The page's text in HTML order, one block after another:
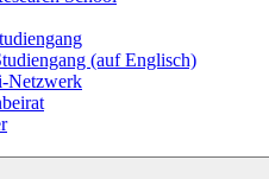
(auf Englisch)
Netzwerk